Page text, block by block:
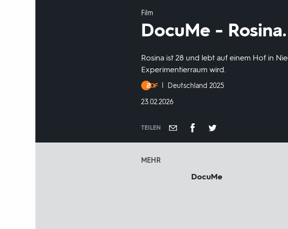
Film
DocuMe -
Rosina ist 28 und lebt auf einem Hof in
Experimentierraum wird.
Produktionsland
und
Deutschland 2025
DATUM:
23.02.2026
TEILEN
MEHR
DocuMe